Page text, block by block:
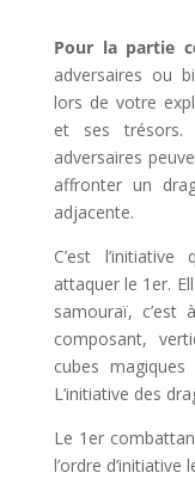
Pour la partie
adversaires ou
lors de votre
et ses trésors.
adversaires
affronter un
adjacente.
C’est
attaquer le 1er.
samouraï,
composant,
cubes
L’initiative des
Le 1er
l’ordre